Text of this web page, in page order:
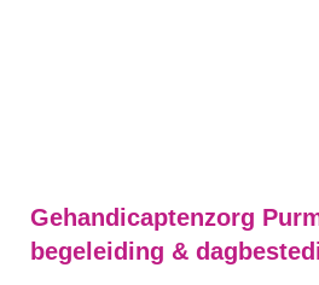
Gehandicaptenzorg
begeleiding &